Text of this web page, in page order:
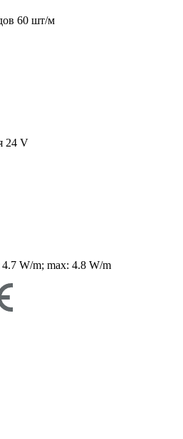
60 шт/м
24 V
W/m; max: 4.8 W/m